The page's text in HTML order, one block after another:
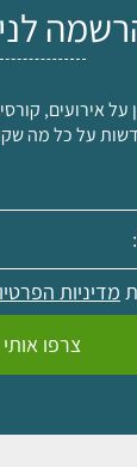
אירועים,
על כל מה
מדיניות
צרפו אותי